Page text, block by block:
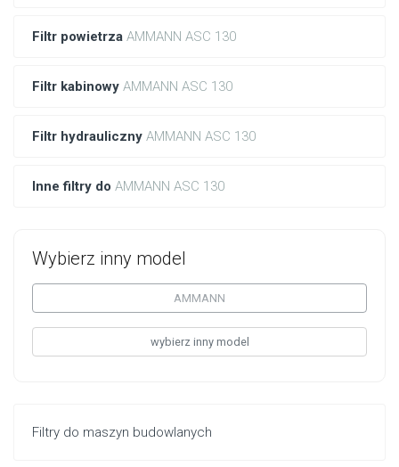
Filtr powietrza AMMANN ASC 130
Filtr kabinowy AMMANN ASC 130
Filtr hydrauliczny AMMANN ASC 130
Inne filtry do AMMANN ASC 130
Wybierz inny model
AMMANN
wybierz inny model
Filtry do maszyn budowlanych